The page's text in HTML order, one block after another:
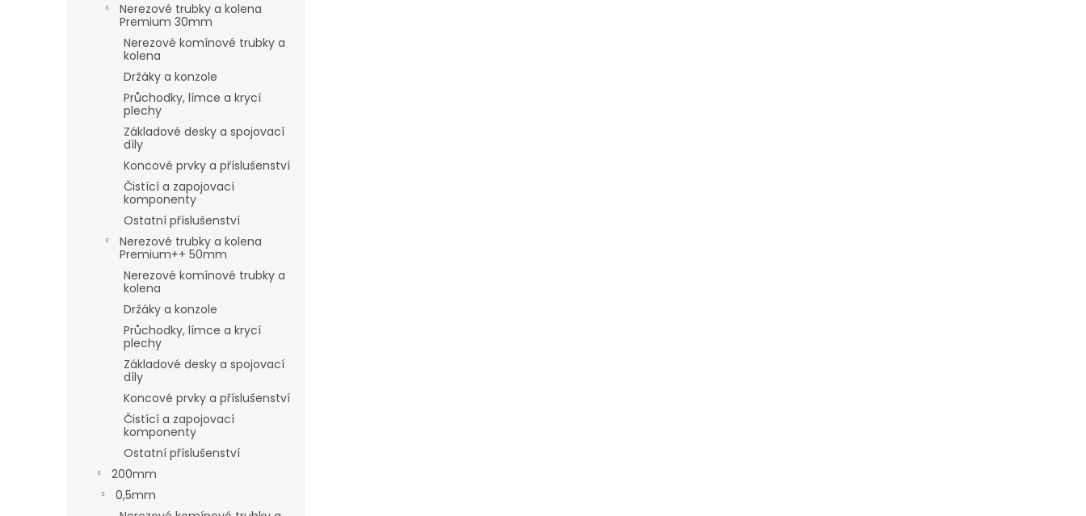
Nerezové trubky a kolena
Premium 30mm
Nerezové komínové trubky a
kolena
Držáky a konzole
Průchodky, límce a krycí
plechy
Základové desky a spojovací
díly
Koncové prvky a příslušenství
Čistící a zapojovací
komponenty
Ostatní příslušenství
Nerezové trubky a kolena
Premium++ 50mm
Nerezové komínové trubky a
kolena
Držáky a konzole
Průchodky, límce a krycí
plechy
Základové desky a spojovací
díly
Koncové prvky a příslušenství
Čistící a zapojovací
komponenty
Ostatní příslušenství
200mm
0,5mm